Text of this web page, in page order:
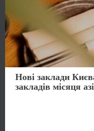
Нові заклади
закладів місяця